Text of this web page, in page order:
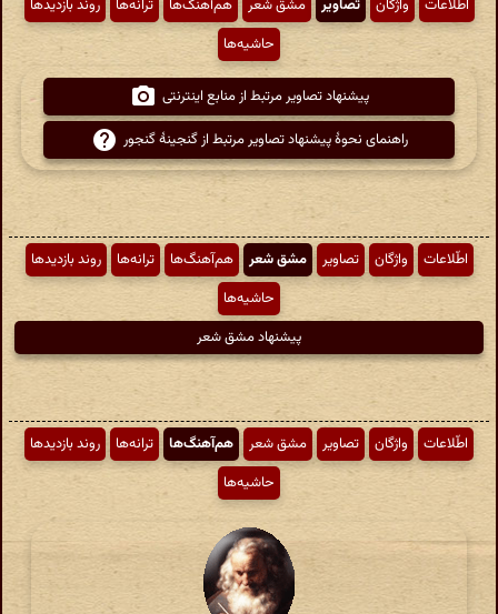
اطّلاعات واژگان تصاویر مشق شعر هم‌آهنگ‌ها ترانه‌ها
روند بازدیدها
حاشیه‌ها
پیشنهاد تصاویر مرتبط از منابع اینترنتی
راهنمای نحوهٔ پیشنهاد تصاویر مرتبط از گنجینهٔ گنجور
اطّلاعات واژگان تصاویر مشق شعر هم‌آهنگ‌ها ترانه‌ها
روند بازدیدها
حاشیه‌ها
پیشنهاد مشق شعر
اطّلاعات واژگان تصاویر مشق شعر هم‌آهنگ‌ها ترانه‌ها
روند بازدیدها
حاشیه‌ها